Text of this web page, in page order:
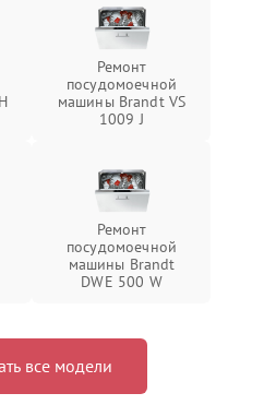
Ремонт
посудомоечной
машины Brandt VS
1009 J
Ремонт
посудомоечной
машины Brandt
DWE 500 W
все модели